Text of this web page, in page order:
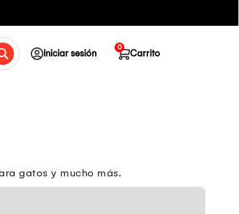
Iniciar sesión Carrito
0
gatos y mucho más.